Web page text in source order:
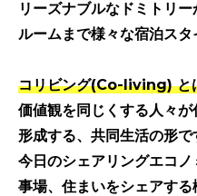
リーズナブルなドミトリ
ルームまで様々な宿泊スタ
コリビング(Co-living) と
価値観を同じくする人々
形成する、共同生活の形で
今日のシェアリングエコ
事場、住まいをシェアす